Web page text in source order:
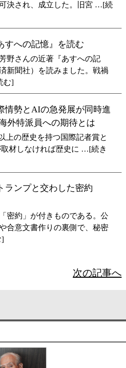
決され、成立した。旧宮 …[続
すへの記憶』を読む
野さんの近著『あすへの記
新聞社）を読みました。戦禍
む]
情勢とAIの急発展が同時進
外特派員への期待とは
上の歴史を持つ国際記者賞と
材しなければ歴史に …[続き
ランプと交わした密約
密約」が付きものである。公
合意文書作りの裏側で、秘密
]
次の記事へ